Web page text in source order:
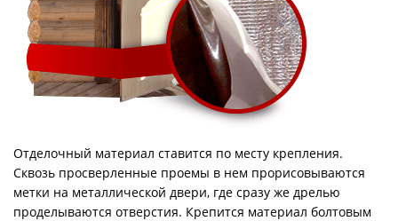
Отделочный материал ставится по месту крепления.
Сквозь просверленные проемы в нем прорисовываются
метки на металлической двери, где сразу же дрелью
проделываются отверстия. Крепится материал болтовым